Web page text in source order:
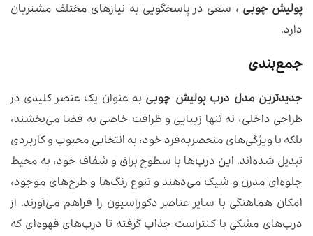
پولیش چوبی ، سعی در پاسخگویی به نیازهای مختلف مشتریان
دارد.
جمع‌بندی
جدیدترین مدل درب پولیش چوبی به عنوان یک عنصر کلیدی در
طراحی داخلی، نه تنها زیبایی و ظرافت خاصی به فضا می‌بخشند،
بلکه با ویژگی‌های منحصربه‌فرد خود، به انتخابی محبوب و کاربردی
تبدیل شده‌اند. این درب‌ها با سطوح براق و شفاف خود، به محیط
جلوه‌ای مدرن و شیک می‌دهند و تنوع رنگ‌ها و طرح‌های موجود،
امکان هماهنگی با سایر عناصر دکوراسیون را فراهم می‌آورند. از
درب‌های مشکی با کنتراست جذاب گرفته تا درب‌های قهوه‌ای که